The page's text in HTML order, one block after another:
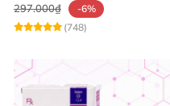
297.000₫
-6%
(748)